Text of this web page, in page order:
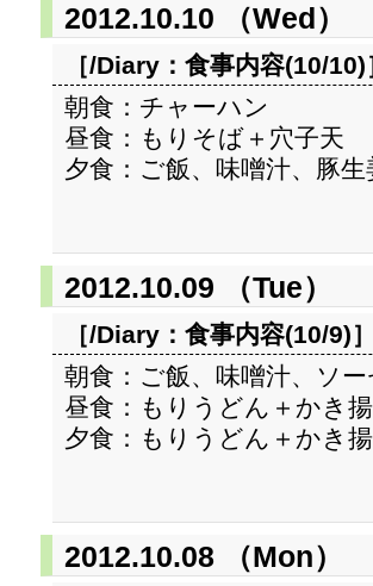
2012.10.10 （Wed）
［/Diary： 食事内容(10/10)
朝食：チャーハン
昼食：もりそば＋穴子天
夕食：ご飯、味噌汁、豚生
2012.10.09 （Tue）
［/Diary： 食事内容(10/9)］
朝食：ご飯、味噌汁、ソ
昼食：もりうどん＋かき
夕食：もりうどん＋かき
2012.10.08 （Mon）